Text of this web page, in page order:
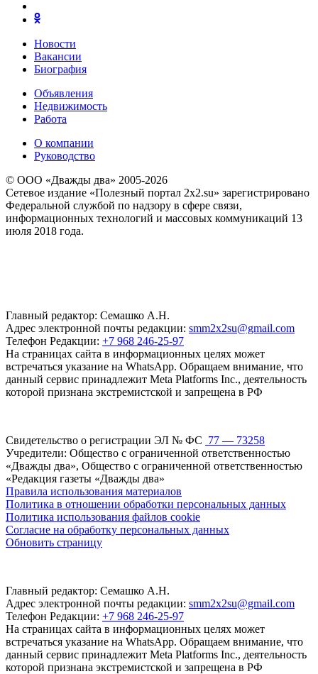
Новости
Вакансии
Биография
Объявления
Недвижимость
Работа
О компании
Руководство
© ООО «Дважды два» 2005-2026
Сетевое издание «Полезный портал 2x2.su» зарегистрировано
Федеральной службой по надзору в сфере связи,
информационных технологий и массовых коммуникаций 13
июля 2018 года.
Главный редактор: Семашко А.Н.
Адрес электронной почты редакции: smm2x2su@gmail.com
Телефон Редакции: +7 968 246-25-97
На страницах сайта в информационных целях может
встречаться указание на WhatsApp. Обращаем внимание, что
данный сервис принадлежит Meta Platforms Inc., деятельность
которой признана экстремистской и запрещена в РФ
Свидетельство о регистрации ЭЛ № ФС 77 — 73258
Учредители: Общество с ограниченной ответственностью
«Дважды два», Общество с ограниченной ответственностью
«Редакция газеты «Дважды два»
Правила использования материалов
Политика в отношении обработки персональных данных
Политика использования файлов cookie
Согласие на обработку персональных данных
Обновить страницу
Главный редактор: Семашко А.Н.
Адрес электронной почты редакции: smm2x2su@gmail.com
Телефон Редакции: +7 968 246-25-97
На страницах сайта в информационных целях может
встречаться указание на WhatsApp. Обращаем внимание, что
данный сервис принадлежит Meta Platforms Inc., деятельность
которой признана экстремистской и запрещена в РФ